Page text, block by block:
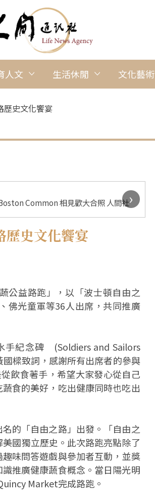
人文 生活休閒 文化藝術
史文化饗宴
Common 相見歡大合照 人間社›
史文化饗宴
公益路跑」，以「波士頓自由之
佛光童軍等36人出席，共同推廣
手紀念碑 (Soldiers and Sailors
樑致詞，感謝所有出席者的參與
飲食著手，希望大家發心從自己
食的美好，吃出健康同時也吃出
的「自由之路」出發。「自由之
國獨立歷史。此次路跑亮點除了
味問答遊戲與參加者互動，並獎
推廣健康蔬食概念。當日陽光明
Market完成路跑。